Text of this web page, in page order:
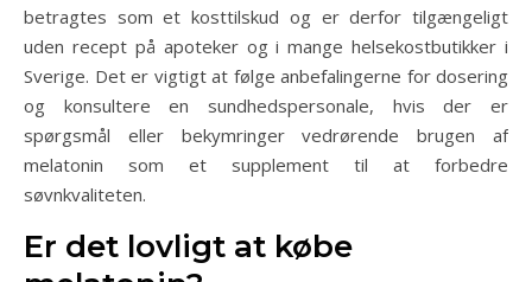
betragtes som et kosttilskud og er derfor tilgængeligt
uden recept på apoteker og i mange helsekostbutikker i
Sverige. Det er vigtigt at følge anbefalingerne for dosering
og konsultere en sundhedspersonale, hvis der er
spørgsmål eller bekymringer vedrørende brugen af
melatonin som et supplement til at forbedre
søvnkvaliteten.
Er det lovligt at købe